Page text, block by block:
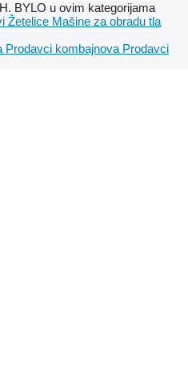
BYLO u ovim kategorijama
Žetelice Mašine za obradu tla
Prodavci kombajnova Prodavci